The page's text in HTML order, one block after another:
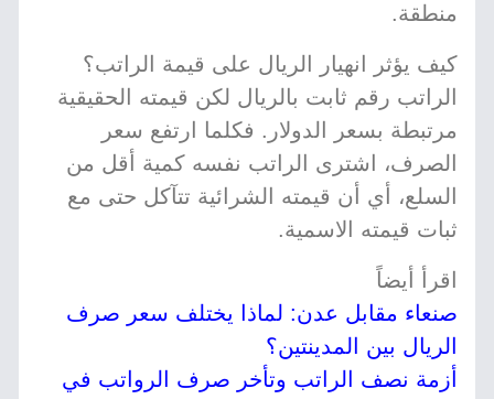
منطقة.
كيف يؤثر انهيار الريال على قيمة الراتب؟
الراتب رقم ثابت بالريال لكن قيمته الحقيقية
مرتبطة بسعر الدولار. فكلما ارتفع سعر
الصرف، اشترى الراتب نفسه كمية أقل من
السلع، أي أن قيمته الشرائية تتآكل حتى مع
ثبات قيمته الاسمية.
اقرأ أيضاً
صنعاء مقابل عدن: لماذا يختلف سعر صرف
الريال بين المدينتين؟
أزمة نصف الراتب وتأخر صرف الرواتب في